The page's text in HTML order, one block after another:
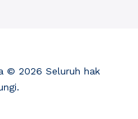
© 2026 Seluruh hak